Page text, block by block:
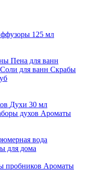
125 мл
Пена для ванн
Соли для ванн Скрабы
Духи 30 мл
духов Ароматы
вода
для дома
пробников Ароматы